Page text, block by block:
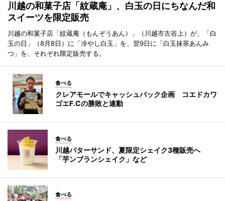
川越の和菓子店「紋蔵庵」、白玉の日にちなんだ和
スイーツを限定販売
川越の和菓子店「紋蔵庵（もんぞうあん）」（川越市古谷上）が、「白
玉の日」（8月8日）に「冷やし白玉」を、翌9日に「白玉抹茶あんみ
つ」を、それぞれ限定販売する。
食べる
クレアモールでキャッシュバック企画 コエドカワ
ゴエF.Cの勝敗と連動
食べる
川越バターサンド、夏限定シェイク3種販売へ
「芋ンブランシェイク」など
食べる